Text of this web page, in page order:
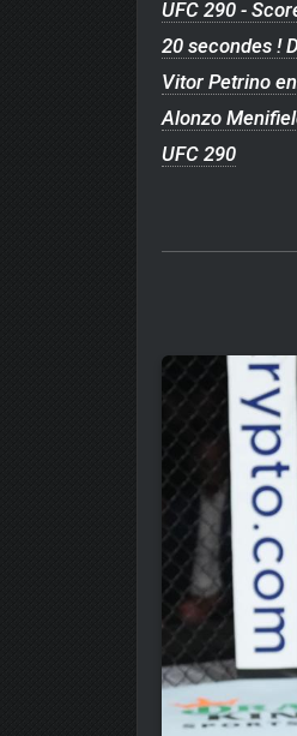
UFC 290 -
20 secondes !
Vitor Petrino
Alonzo
UFC 290